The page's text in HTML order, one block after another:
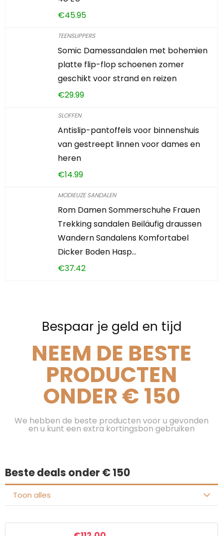
€45.95
TEENSLIPPERS
Somic Damessandalen met bohemien
platte flip-flop schoenen zomer
geschikt voor strand en reizen
€29.99
SLOFFEN
Antislip-pantoffels voor binnenshuis
van gestreept linnen voor dames en
heren
€14.99
MODIEUZE SANDALEN
Rom Damen Sommerschuhe ​Frauen
Trekking sandalen Beiläufig draussen
Wandern Sandalens Komfortabel
Dicker Boden Hasp…
€37.42
Bespaar je geld en tijd
NEEM DE BESTE
PRODUCTEN
ONDER € 150
We hebben de beste producten voor u gevonden
en u kunt een extra kortingsbon gebruiken
Beste deals onder € 150
Toon alles